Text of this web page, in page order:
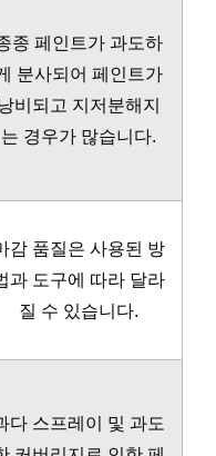
종 페인트가 과도하
분사되어 페인트가
비되고 지저분해지
는 경우가 많습니다.
감 품질은 사용된 방
과 도구에 따라 달라
질 수 있습니다.
다 스프레이 및 과도